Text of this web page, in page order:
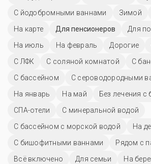
С йодобромными ваннами
Зимой
На карте
Для пенсионеров
Для
На июль
На февраль Дорогие
С ЛФК
С соляной комнатой
С
C бассейном
С сероводородными
На январь
На май
Без лечения с
СПА-отели
С минеральной водой
С бассейном с морской водой
На
С бишофитными ваннами
Рядом с
Всё включено
Для семьи
На